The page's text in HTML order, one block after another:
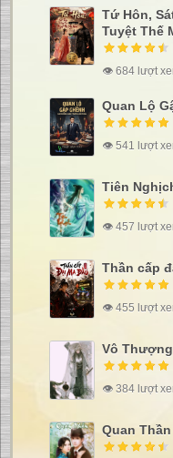
Tứ Hôn,
Tuyệt Thế
👁 684 lượt
Quan Lộ
👁 541 lượt
Tiên
👁 457 lượt
Thần cấp
👁 455 lượt
Vô
👁 384 lượt
Quan Thần